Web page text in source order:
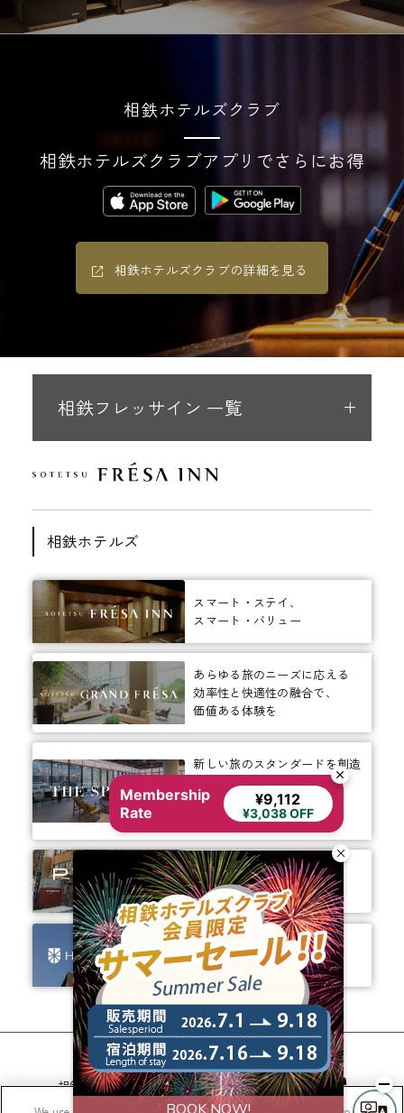
相鉄ホテルズクラブ
相鉄ホテルズクラブアプリでさらにお得
相鉄ホテルズクラブの詳細を見る
相鉄フレッサイン 一覧
相鉄ホテルズ
スマート・ステイ、
スマート・バリュー
あらゆる旅のニーズに応える
効率性と快適性の融合で、
価値ある体験を
新しい旅のスタンダードを創造
お客様のための
多様な滞在オプション
ありそうでなかった、
ちょっと新しいカタチ。
ビジネスからレジャーまで、
幅広く選ばれるホテルへ。
相鉄ホテルズ 公式SNS
Membership
Rate
¥9,112
¥3,038 OFF